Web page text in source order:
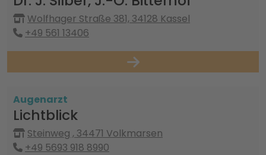
Wolfhager Straße 381, 34128 Kassel
+49 561 13406
Augenarzt
Lichtblick
Steinweg , 34471 Volkmarsen
+49 5693 918 8990